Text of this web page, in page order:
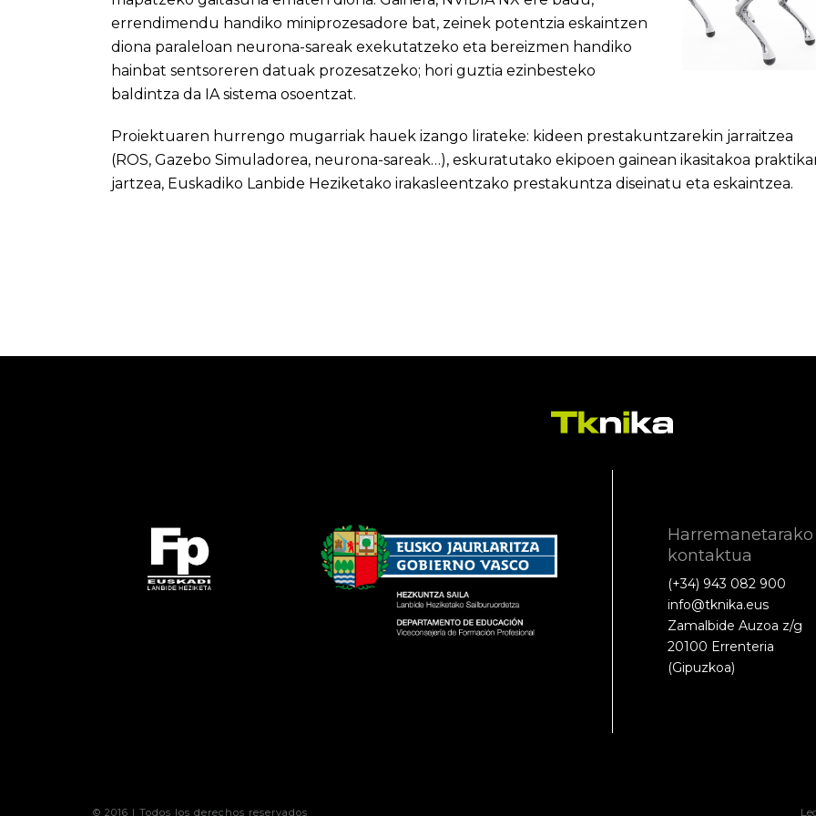
errendimendu handiko miniprozesadore bat, zeinek potentzia eskaintzen
diona paraleloan neurona-sareak exekutatzeko eta bereizmen handiko
hainbat sentsoreren datuak prozesatzeko; hori guztia ezinbesteko
baldintza da IA sistema osoentzat.
Proiektuaren hurrengo mugarriak hauek izango lirateke: kideen prestakuntzarekin jarraitzea
(ROS, Gazebo Simuladorea, neurona-sareak…), eskuratutako ekipoen gainean ikasitakoa
jartzea, Euskadiko Lanbide Heziketako irakasleentzako prestakuntza diseinatu eta eskaintzea.
Harremanetarako
kontaktua
(+34) 943 082 900
info@tknika.eus
Zamalbide Auzoa z/g
20100 Errenteria
(Gipuzkoa)
© 2016 | Todos los derechos reservados